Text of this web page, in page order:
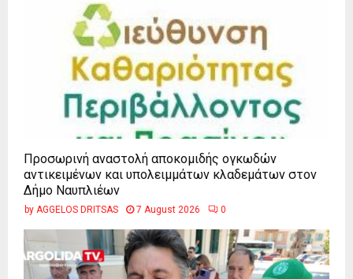
Προσωρινή αναστολή αποκομιδής ογκωδών
αντικειμένων και υπολειμμάτων κλαδεμάτων στον
Δήμο Ναυπλιέων
by AGGELOS DRITSAS 7 August 2026 0